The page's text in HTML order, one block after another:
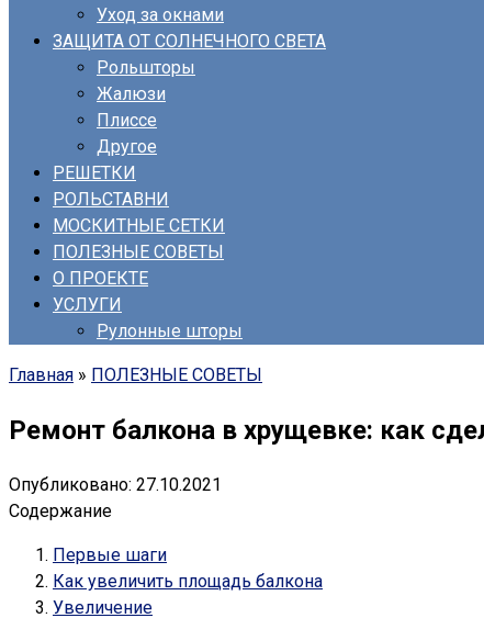
Уход за окнами
ЗАЩИТА ОТ СОЛНЕЧНОГО СВЕТА
Рольшторы
Жалюзи
Плиссе
Другое
РЕШЕТКИ
РОЛЬСТАВНИ
МОСКИТНЫЕ СЕТКИ
ПОЛЕЗНЫЕ СОВЕТЫ
О ПРОЕКТЕ
УСЛУГИ
Рулонные шторы
Главная » ПОЛЕЗНЫЕ СОВЕТЫ
Ремонт балкона в хрущевке: как
Опубликовано: 27.10.2021
Содержание
Первые шаги
Как увеличить площадь балкона
Увеличение